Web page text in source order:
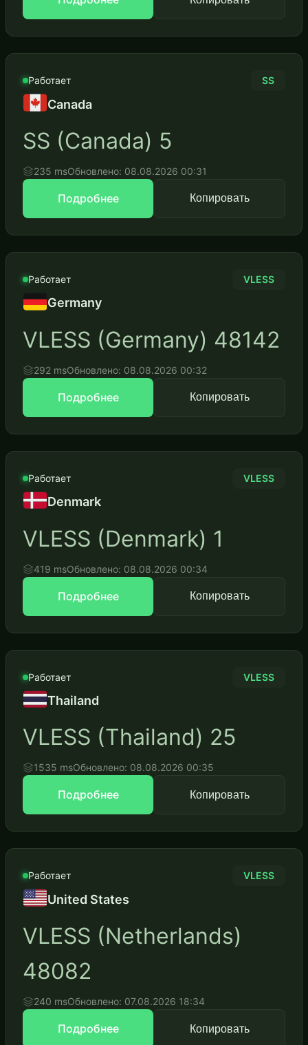
Работает SS
Canada
SS (Canada) 5
235 msОбновлено: 08.08.2026 00:31
Подробнее Копировать
Работает VLESS
Germany
VLESS (Germany) 48142
292 msОбновлено: 08.08.2026 00:32
Подробнее Копировать
Работает VLESS
Denmark
VLESS (Denmark) 1
419 msОбновлено: 08.08.2026 00:34
Подробнее Копировать
Работает VLESS
Thailand
VLESS (Thailand) 25
1535 msОбновлено: 08.08.2026 00:35
Подробнее Копировать
Работает VLESS
United States
VLESS (Netherlands)
48082
240 msОбновлено: 07.08.2026 18:34
Подробнее Копировать